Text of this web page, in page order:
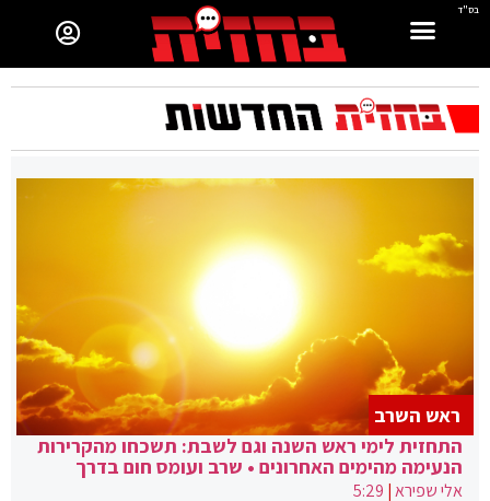
בס"ד
התחזית לימי ראש השנה וגם לשבת: תשכחו מהקרירות
הנעימה מהימים האחרונים • שרב ועומס חום בדרך
אלי שפירא|
5:29
ראש השרב